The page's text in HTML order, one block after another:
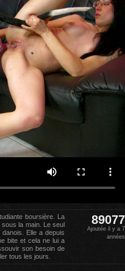
boursière. La
la main. Le seul
Elle a depuis
bite et cela ne lui a
son besoin de
tous les jours.
89077
Ajoutée il y a 7
années